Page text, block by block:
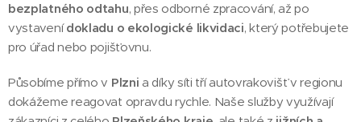
bezplatného odtahu, přes odborné zpracování, až po
vystavenídokladu o ekologické likvidaci, který potřebujete
pro úřad nebo pojišťovnu.
Působíme přímo v Plzni a díky síti tří autovrakovišť v regionu
dokážeme reagovat opravdu rychle. Naše služby využívají